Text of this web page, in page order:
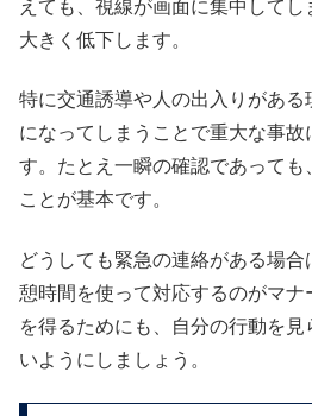
えても、視線が画面に集中して
大きく低下します。
特に交通誘導や人の出入りがある
になってしまうことで重大な事故
す。たとえ一瞬の確認であって
ことが基本です。
どうしても緊急の連絡がある場
憩時間を使って対応するのがマ
を得るためにも、自分の行動を
いようにしましょう。